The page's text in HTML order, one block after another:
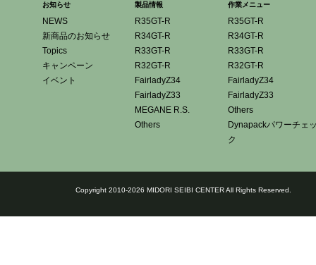
お知らせ
NEWS
新商品のお知らせ
Topics
キャンペーン
イベント
製品情報
R35GT-R
R34GT-R
R33GT-R
R32GT-R
FairladyZ34
FairladyZ33
MEGANE R.S.
Others
作業メニュー
R35GT-R
R34GT-R
R33GT-R
R32GT-R
FairladyZ34
FairladyZ33
Others
Dynapackパワーチェ
ク
Copyright 2010-2026 MIDORI SEIBI CENTER All Rights Reserved.